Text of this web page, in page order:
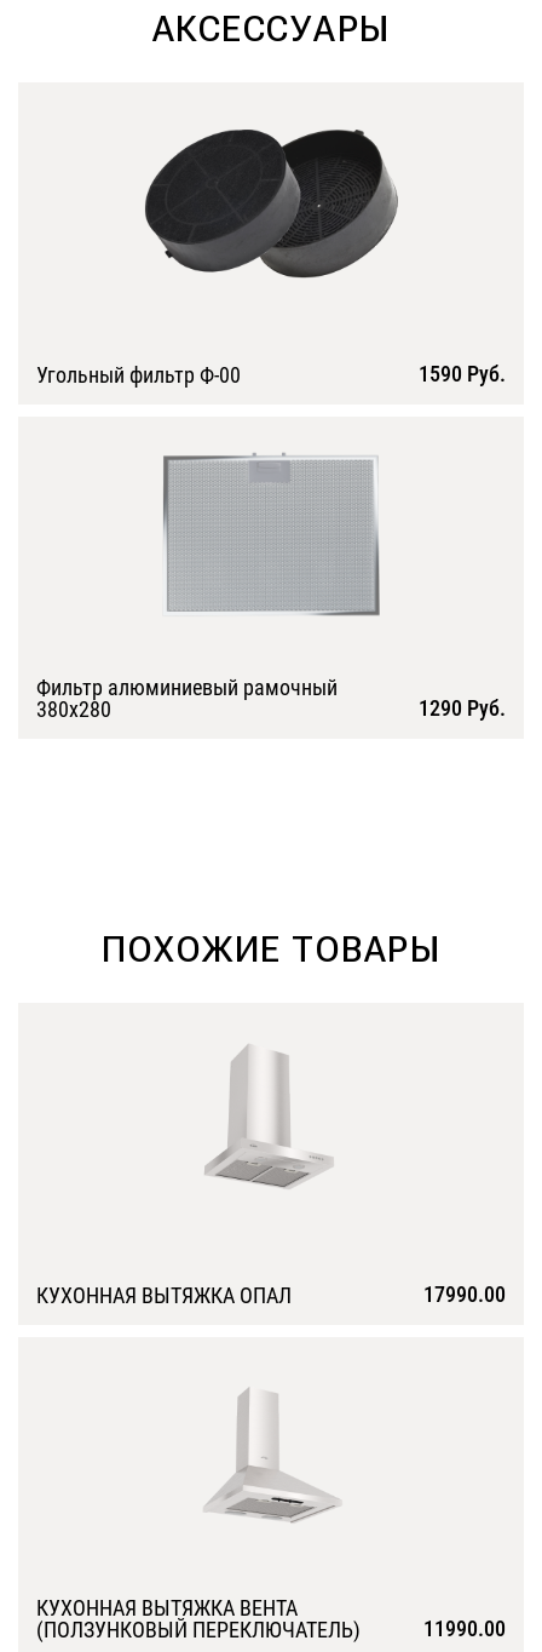
АКСЕССУАРЫ
Угольный фильтр Ф-00 1590 Руб.
Фильтр алюминиевый рамочный
380х280
1290 Руб.
ПОХОЖИЕ ТОВАРЫ
КУХОННАЯ ВЫТЯЖКА ОПАЛ 17990.00
КУХОННАЯ ВЫТЯЖКА ВЕНТА
(ПОЛЗУНКОВЫЙ ПЕРЕКЛЮЧАТЕЛЬ)
11990.00